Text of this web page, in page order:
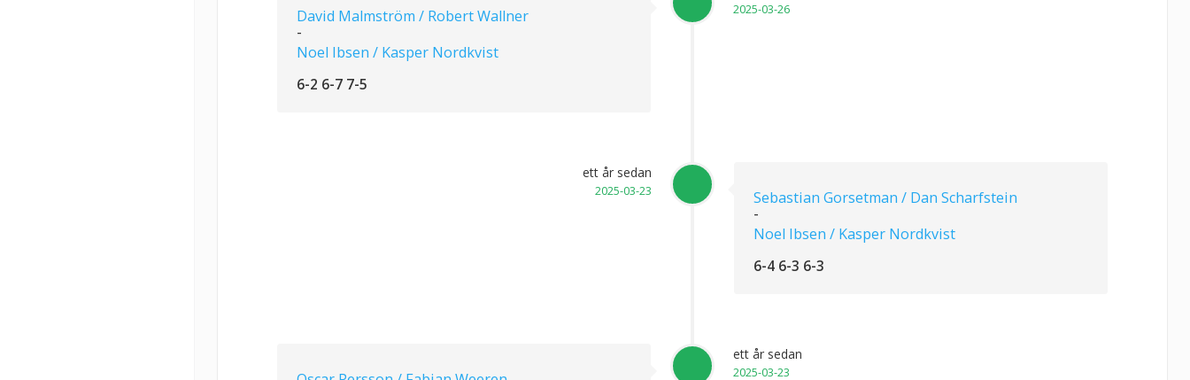
David Malmström / Robert Wallner
-
Noel Ibsen / Kasper Nordkvist
6-2 6-7 7-5
2025-03-26
Sebastian Gorsetman / Dan Scharfstein
-
Noel Ibsen / Kasper Nordkvist
6-4 6-3 6-3
ett år sedan
2025-03-23
ett år sedan
2025-03-23